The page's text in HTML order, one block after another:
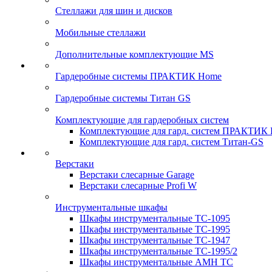
Стеллажи для шин и дисков
Мобильные стеллажи
Дополнительные комплектующие MS
Гардеробные системы ПРАКТИК Home
Гардеробные системы Титан GS
Комплектующие для гардеробных систем
Комплектующие для гард. систем ПРАКТИК
Комплектующие для гард. систем Титан-GS
Верстаки
Верстаки слесарные Garage
Верстаки слесарные Profi W
Инструментальные шкафы
Шкафы инструментальные TC-1095
Шкафы инструментальные TC-1995
Шкафы инструментальные TC-1947
Шкафы инструментальные TC-1995/2
Шкафы инструментальные AMH TC